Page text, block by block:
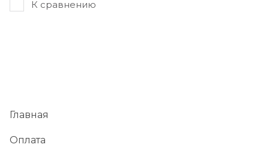
К сравнению
Главная
Оплата